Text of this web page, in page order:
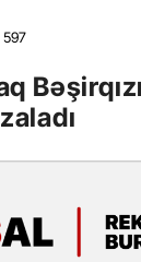
597